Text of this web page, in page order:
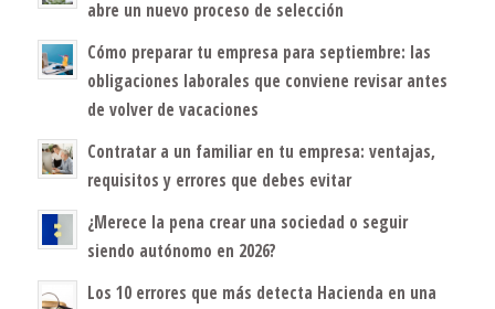
abre un nuevo proceso de selección
Cómo preparar tu empresa para septiembre: las
obligaciones laborales que conviene revisar antes
de volver de vacaciones
Contratar a un familiar en tu empresa: ventajas,
requisitos y errores que debes evitar
¿Merece la pena crear una sociedad o seguir
siendo autónomo en 2026?
Los 10 errores que más detecta Hacienda en una